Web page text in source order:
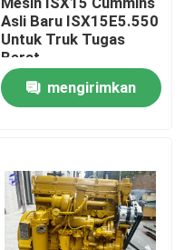
Asli Baru ISX15E5.550
Untuk Truk Tugas
Berat
mengirimkan